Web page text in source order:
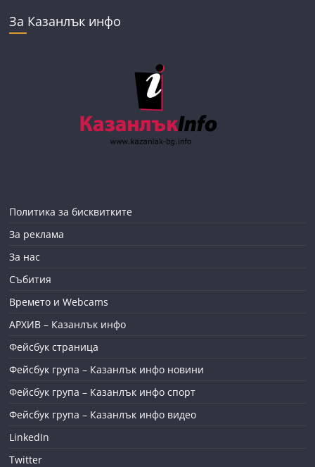
За Казанлък инфо
Политика за бисквитките
За реклама
За нас
Събития
Времето и Webcams
АРХИВ – Казанлък инфо
Фейсбук страница
Фейсбук група – Казанлък инфо новини
Фейсбук група – Казанлък инфо спорт
Фейсбук група – Казанлък инфо видео
LinkedIn
Twitter